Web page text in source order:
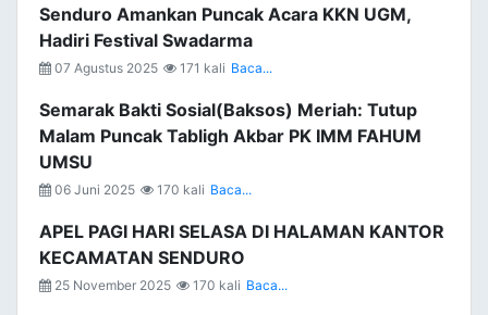
Senduro Amankan Puncak Acara KKN UGM,
Hadiri Festival Swadarma
07 Agustus 2025 171 kali Baca...
Semarak Bakti Sosial(Baksos) Meriah: Tutup
Malam Puncak Tabligh Akbar PK IMM FAHUM
UMSU
06 Juni 2025 170 kali Baca...
APEL PAGI HARI SELASA DI HALAMAN KANTOR
KECAMATAN SENDURO
25 November 2025 170 kali Baca...